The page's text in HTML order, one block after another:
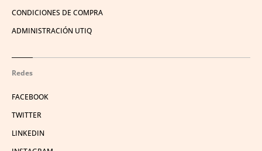
CONDICIONES DE COMPRA
ADMINISTRACIÓN UTIQ
Redes
FACEBOOK
TWITTER
LINKEDIN